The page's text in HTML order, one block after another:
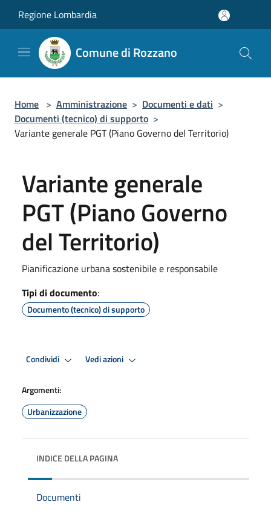
Regione Lombardia
Comune di Rozzano
Home > Amministrazione > Documenti e dati >
Documenti (tecnico) di supporto >
Variante generale PGT (Piano Governo del Territorio)
Variante generale
PGT (Piano Governo
del Territorio)
Pianificazione urbana sostenibile e responsabile
Tipi di documento:
Documento (tecnico) di supporto
Condividi Vedi azioni
Argomenti:
Urbanizzazione
INDICE DELLA PAGINA
Documenti